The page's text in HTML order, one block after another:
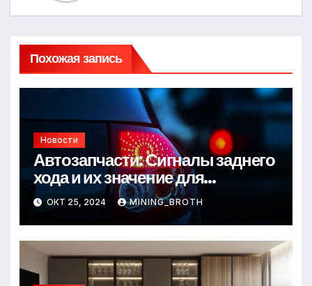
Похожая запись
Новости
Автозапчасти: Сигналы заднего
хода и их значение для
безопасности на дороге
ОКТ 25, 2024 MINING_BROTH